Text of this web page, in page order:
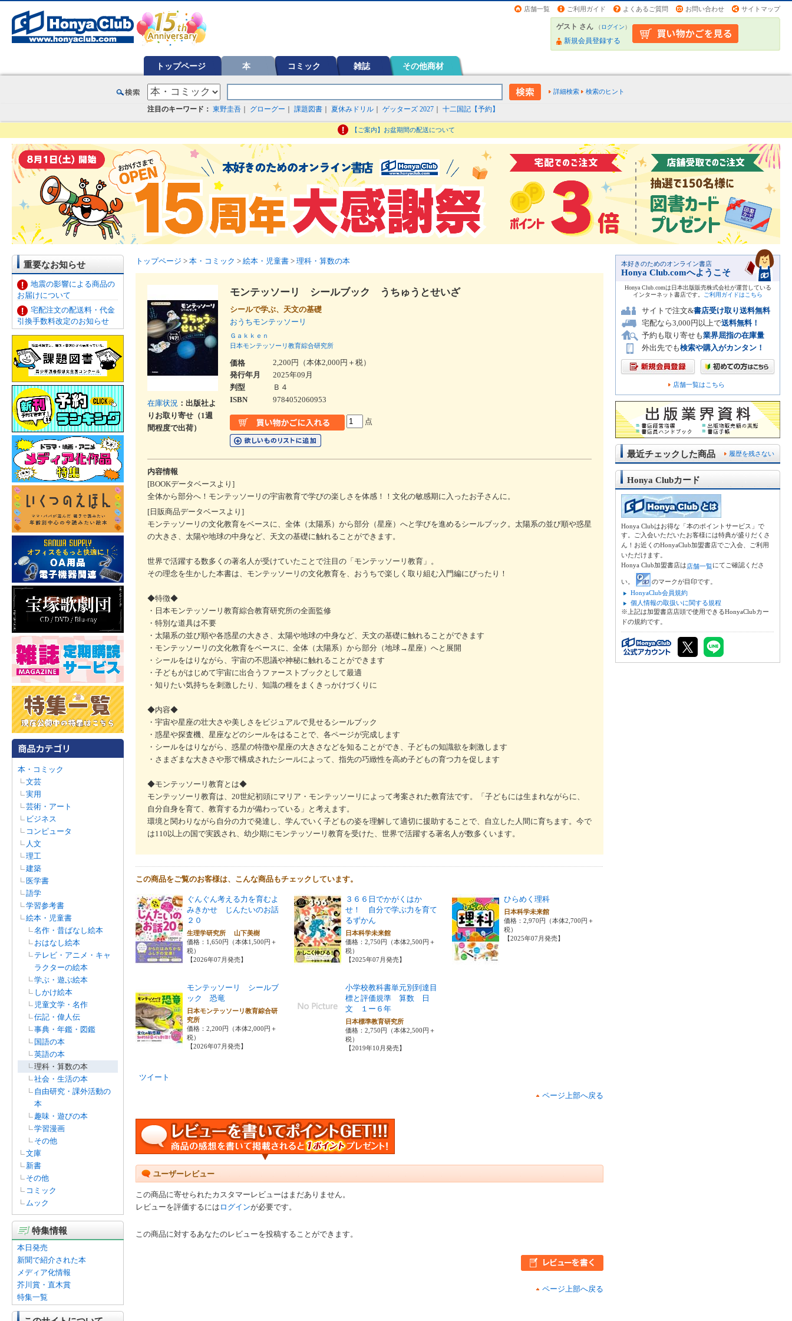
店舗一覧 ご利用ガイド よくあるご質問 お問い合わせ サイトマップ
ゲスト さん （ログイン）
新規会員登録する
トップページ 本 コミック 雑誌 その他商材
詳細検索 検索のヒント
注目のキーワード： 東野圭吾 グローグー 課題図書 夏休みドリル ゲッターズ 2027 十二国記【予約】
【ご案内】お盆期間の配送について
重要なお知らせ
地震の影響による商品の
お届けについて
宅配注文の配送料・代金
引換手数料改定のお知らせ
本・コミック
文芸
実用
芸術・アート
ビジネス
コンピュータ
人文
理工
建築
医学書
語学
学習参考書
絵本・児童書
名作・昔ばなし絵本
おはなし絵本
テレビ・アニメ・キャ
ラクターの絵本
学ぶ・遊ぶ絵本
しかけ絵本
児童文学・名作
伝記・偉人伝
事典・年鑑・図鑑
国語の本
英語の本
理科・算数の本
社会・生活の本
自由研究・課外活動の
本
趣味・遊びの本
学習漫画
その他
文庫
新書
その他
コミック
ムック
特集情報
本日発売
新聞で紹介された本
メディア化情報
芥川賞・直木賞
特集一覧
トップページ > 本・コミック > 絵本・児童書 > 理科・算数の本
在庫状況 ：出版社よ
りお取り寄せ（1週
間程度で出荷）
モンテッソーリ シールブック うちゅうとせいざ
シールで学ぶ、天文の基礎
おうちモンテッソーリ
Ｇａｋｋｅｎ
日本モンテッソーリ教育綜合研究所
価格
2,200円（本体2,000円＋税）
発行年月
2025年09月
判型
Ｂ４
ISBN
9784052060953
点
内容情報
[BOOKデータベースより]
全体から部分へ！モンテッソーリの宇宙教育で学びの楽しさを体感！！文化の敏感期に入ったお子さんに。
[日販商品データベースより]
モンテッソーリの文化教育をベースに、全体（太陽系）から部分（星座）へと学びを進めるシールブック。太陽系の並び順や惑星
の大きさ、太陽や地球の中身など、天文の基礎に触れることができます。
世界で活躍する数多くの著名人が受けていたことで注目の「モンテッソーリ教育」。
その理念を生かした本書は、モンテッソーリの文化教育を、おうちで楽しく取り組む入門編にぴったり！
◆特徴◆
・日本モンテッソーリ教育綜合教育研究所の全面監修
・特別な道具は不要
・太陽系の並び順や各惑星の大きさ、太陽や地球の中身など、天文の基礎に触れることができます
・モンテッソーリの文化教育をベースに、全体（太陽系）から部分（地球→星座）へと展開
・シールをはりながら、宇宙の不思議や神秘に触れることができます
・子どもがはじめて宇宙に出合うファーストブックとして最適
・知りたい気持ちを刺激したり、知識の種をまくきっかけづくりに
◆内容◆
・宇宙や星座の壮大さや美しさをビジュアルで見せるシールブック
・惑星や探査機、星座などのシールをはることで、各ページが完成します
・シールをはりながら、惑星の特徴や星座の大きさなどを知ることができ、子どもの知識欲を刺激します
・さまざまな大きさや形で構成されたシールによって、指先の巧緻性を高め子どもの育つ力を促します
◆モンテッソーリ教育とは◆
モンテッソーリ教育は、20世紀初頭にマリア・モンテッソーリによって考案された教育法です。「子どもには生まれながらに、
自分自身を育て、教育する力が備わっている」と考えます。
環境と関わりながら自分の力で発達し、学んでいく子どもの姿を理解して適切に援助することで、自立した人間に育ちます。今で
は110以上の国で実践され、幼少期にモンテッソーリ教育を受けた、世界で活躍する著名人が数多くいます。
この商品をご覧のお客様は、こんな商品もチェックしています。
ぐんぐん考える力を育むよ
みきかせ じんたいのお話
２０
生理学研究所 山下美樹
価格：1,650円（本体1,500円＋
税）
【2026年07月発売】
３６６日でかがくはか
せ！ 自分で学ぶ力を育て
るずかん
日本科学未来館
価格：2,750円（本体2,500円＋
税）
【2025年07月発売】
ひらめく理科
日本科学未来館
価格：2,970円（本体2,700円＋
税）
【2025年07月発売】
モンテッソーリ シールブ
ック 恐竜
日本モンテッソーリ教育綜合研
究所
価格：2,200円（本体2,000円＋
税）
【2026年07月発売】
小学校教科書単元別到達目
標と評価規準 算数 日
文 １ー６年
日本標準教育研究所
価格：2,750円（本体2,500円＋
税）
【2019年10月発売】
ツイート
ページ上部へ戻る
ユーザーレビュー
この商品に寄せられたカスタマーレビューはまだありません。
レビューを評価するには ログインが必要です。
この商品に対するあなたのレビューを投稿することができます。
ページ上部へ戻る
本好きのためのオンライン書店
Honya Club.comへようこそ
Honya Club.comは日本出版販売株式会社が運営している
インターネット書店です。
ご利用ガイドはこちら
サイトで注文&書店受け取り送料無料
宅配なら3,000円以上で送料無料！
予約も取り寄せも業界屈指の在庫量
外出先でも検索や購入がカンタン！
店舗一覧はこちら
履歴を残さない
最近チェックした商品
Honya Clubカード
Honya Clubはお得な「本のポイントサービス」で
す。ご入会いただいたお客様には特典が盛りだくさ
ん！お近くのHonyaClub加盟書店でご入会、ご利用
いただけます。
Honya Club加盟書店は店舗一覧にてご確認くださ
い。
のマークが目印です。
HonyaClub会員規約
個人情報の取扱いに関する規程
※上記は加盟書店店頭で使用できるHonyaClubカー
ドの規約です。